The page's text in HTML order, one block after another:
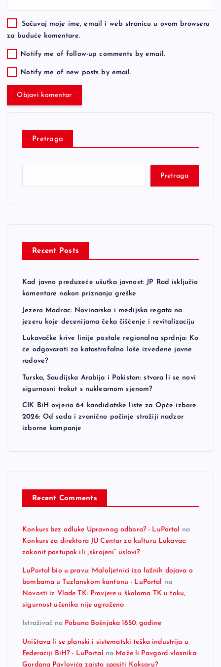
Sačuvaj moje ime, email i web stranicu u ovom browseru
za buduće komentare.
Notify me of follow-up comments by email.
Notify me of new posts by email.
Pretraga
Pretraga
Recent Posts
Kad javno preduzeće ušutka javnost: JP Rad isključio
komentare nakon priznanja greške
Jezero Modrac: Novinarska i medijska regata na
jezeru koje decenijama čeka čišćenje i revitalizaciju
Lukavačke krive linije postale regionalna sprdnja: Ko
će odgovarati za katastrofalno loše izvedene javne
radove?
Turska, Saudijska Arabija i Pakistan: stvara li se novi
sigurnosni trokut s nuklearnom sjenom?
CIK BiH ovjerio 64 kandidatske liste za Opće izbore
2026: Od sada i zvanično počinje strožiji nadzor
izborne kampanje
Recent Comments
Konkurs bez odluke Upravnog odbora? - LuPortal na
Konkurs za direktora JU Centar za kulturu Lukavac:
zakonit postupak ili „skrojeni“ uslovi?
LuPortal bio u pravu: Maloljetnici iza lažnih dojava o
bombama u Tuzlanskom kantonu - LuPortal na
Novosti iz Vlade TK: Provjere u školama TK u toku,
sigurnost učenika nije ugrožena
Istraživač na Pobuna Bošnjaka 1850. godine
Uništava li se planski i sistematski teška industrija u
Federaciji BiH? - LuPortal
na Može li Pavgord vlasnika
Gordana Pavlovića zaista spasiti Koksaru?